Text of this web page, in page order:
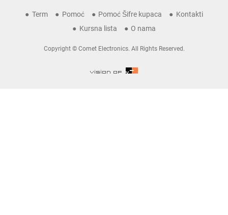
Term Pomoć Pomoć Šifre kupaca
Kontakti
Kursna lista
O nama
Copyright © Comet Electronics. All Rights Reserved.